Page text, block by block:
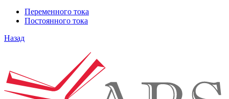
Переменного тока
Постоянного тока
Назад